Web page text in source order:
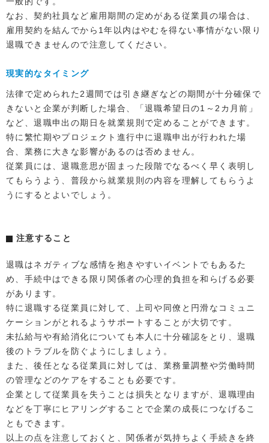
なお、契約社員など雇用期間の定めがある従業員の場合は、
雇用契約を結んでから1年以内はやむを得ない事情がない限り
退職できませんので注意してください。
現実的なタイミング
法律で定められた2週間では引き継ぎなどの期間が十分確保で
きないと企業が判断した場合、「退職希望日の1～2カ月前」
など、退職申出の期日を就業規則で定めることができます。
特に繁忙期やプロジェクト進行中に退職申出が行われた場
合、業務に大きな影響があるのは否めません。
従業員には、退職意思が固まった段階でなるべく早く表明し
てもらうよう、普段から就業規則の内容を理解してもらうよ
うにするとよいでしょう。
注意すること
退職はネガティブな感情を抱きやすいイベントでもあるた
め、手続中はできる限り関係者の心理的負担を和らげる必要
があります。
特に退職する従業員に対して、上司や同僚と円滑なコミュニ
ケーションがとれるようサポートすることが大切です。
未払給与や有給消化についても本人に十分確認をとり、退職
後のトラブルを防ぐようにしましょう。
また、後任となる従業員に対しては、業務量調整や労働時間
の管理などのケアをすることも必要です。
企業として従業員を失うことは損失となりますが、退職理由
などを丁寧にヒアリングすることで企業の成長につなげるこ
ともできます。
以上の点を注意しておくと、関係者が気持ちよく手続きを終